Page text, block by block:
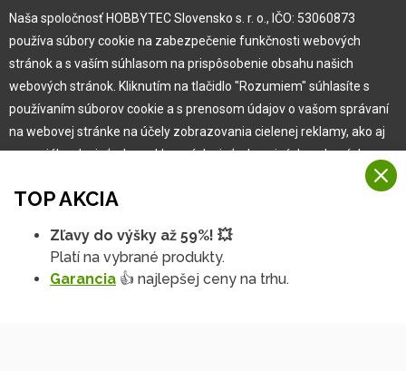
Pre zákazníka
Garancia najlepšej ceny
Užívateľský manuál
Obchodné podmienky
Zákazník & partner
Novinky
TOP AKCIA
Zľavy do výšky až 59%! 💥
Platí na vybrané produkty.
Garancia 👍 najlepšej ceny na trhu.
Naša spoločnosť HOBBYTEC Slovensko s. r. o., IČO: 53060873
používa súbory cookie na zabezpečenie funkčnosti webových
stránok a s vaším súhlasom na prispôsobenie obsahu našich
webových stránok. Kliknutím na tlačidlo "Rozumiem" súhlasíte s
používaním súborov cookie a s prenosom údajov o vašom správaní
na webovej stránke na účely zobrazovania cielenej reklamy, ako aj
na sociálnych sieťach a reklamných sieťach na iných webových
Viac informácií
Na našich webových stránkach používame niekoľko kategórií
Rozumiem